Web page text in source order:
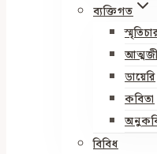
ব্যক্তিগত
ডায়েরি
কবিতা
বিবিধ